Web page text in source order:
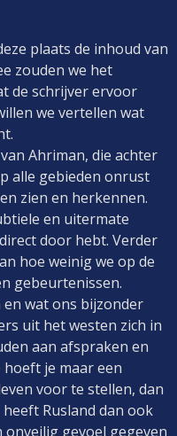
plaats de inhoud van
zouden we het
de schrijver ervoor
we vertellen wat
Ahriman, die achter
alle gebieden onrust
zien en herkennen.
en uitermate
door hebt. Verder
hoe weinig we op de
gebeurtenissen.
wat ons bijzonder
uit het westen zich in
aan afspraken en
hoeft je maar een
voor te stellen, dan
Rusland dan ook
gevoel gegeven